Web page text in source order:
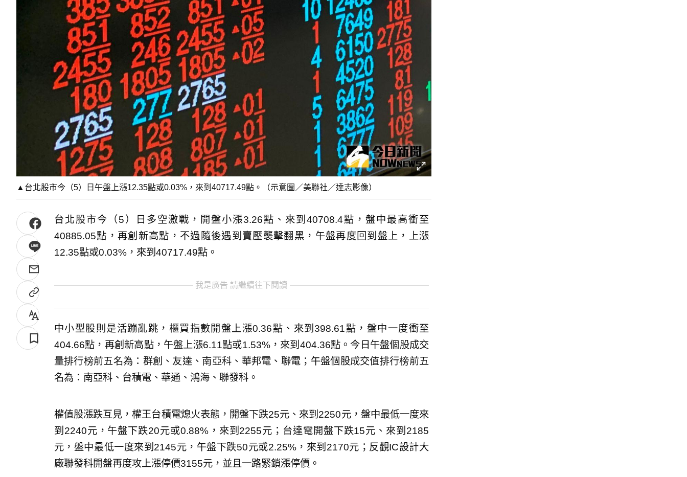
▲台北股市今（5）日午盤上漲12.35點或0.03%，來到40717.49點。（示意圖／美聯社／達志影像）
台北股市今（5）日多空激戰，開盤小漲3.26點、來到40708.4點，盤中最高衝至
40885.05點，再創新高點，不過隨後遇到賣壓襲擊翻黑，午盤再度回到盤上，上漲
12.35點或0.03%，來到40717.49點。
我是廣告 請繼續往下閱讀
中小型股則是活蹦亂跳，櫃買指數開盤上漲0.36點、來到398.61點，盤中一度衝至
404.66點，再創新高點，午盤上漲6.11點或1.53%，來到404.36點。今日午盤個股成交
量排行榜前五名為：群創、友達、南亞科、華邦電、聯電；午盤個股成交值排行榜前五
名為：南亞科、台積電、華通、鴻海、聯發科。
權值股漲跌互見，權王台積電熄火表態，開盤下跌25元、來到2250元，盤中最低一度來
到2240元，午盤下跌20元或0.88%，來到2255元；台達電開盤下跌15元、來到2185
元，盤中最低一度來到2145元，午盤下跌50元或2.25%，來到2170元；反觀IC設計大
廠聯發科開盤再度攻上漲停價3155元，並且一路緊鎖漲停價。